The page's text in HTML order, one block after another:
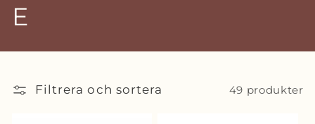
P
r
o
E
Filtrera och sortera 49 produkter